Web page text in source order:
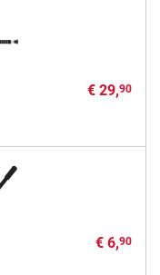
€ 29,90
€ 6,90